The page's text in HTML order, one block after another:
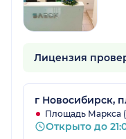
Лицензия
г Новосибирск,
Площадь Маркса
Открыто до